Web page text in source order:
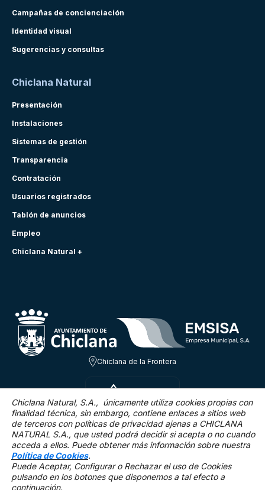
Campañas de concienciación
Identidad visual
Sugerencias y consultas
Chiclana Natural
Presentación
Instalaciones
Sistemas de gestión
Transparencia
Contratación
Usuarios registrados
Tablón de anuncios
Empleo
Chiclana Natural +
Chiclana de la Frontera
JUE 6 AGO
21.8ºC
3.1 Km/h 0 %
Mapa Web
Chiclana Natural, S.A., únicamente utiliza cookies propias con
finalidad técnica, sin embargo, contiene enlaces a sitios web
de terceros con políticas de privacidad ajenas a CHICLANA
NATURAL S.A., que usted podrá decidir si acepta o no cuando
acceda a ellos. Puede obtener más información sobre nuestra
Política de Cookies.
Puede Aceptar, Configurar o Rechazar el uso de Cookies
pulsando en los botones que disponemos a tal efecto a
continuación.